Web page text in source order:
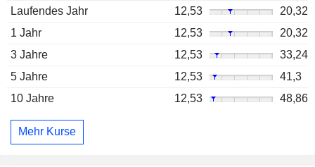
Laufendes Jahr
12,53
20,32
1 Jahr
12,53
20,32
3 Jahre
12,53
33,24
5 Jahre
12,53
41,3
10 Jahre
12,53 48,86
Mehr Kurse